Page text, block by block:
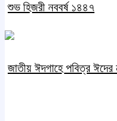
শুভ হিজরী নববর্ষ ১৪৪৭
জাতীয় ঈদগাহে পবিত্র